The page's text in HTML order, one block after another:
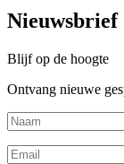
Nieuwsbrief
Blijf op de hoogte
Ontvang nieuwe